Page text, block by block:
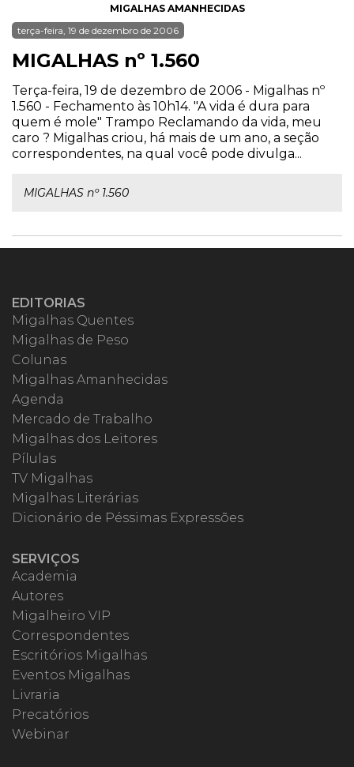
MIGALHAS AMANHECIDAS
terça-feira, 19 de dezembro de 2006
MIGALHAS nº 1.560
Terça-feira, 19 de dezembro de 2006 - Migalhas nº
1.560 - Fechamento às 10h14. "A vida é dura para
quem é mole" Trampo Reclamando da vida, meu
caro ? Migalhas criou, há mais de um ano, a seção
correspondentes, na qual você pode divulga...
MIGALHAS nº 1.560
EDITORIAS
Migalhas Quentes
Migalhas de Peso
Colunas
Migalhas Amanhecidas
Agenda
Mercado de Trabalho
Migalhas dos Leitores
Pílulas
TV Migalhas
Migalhas Literárias
Dicionário de Péssimas Expressões
SERVIÇOS
Academia
Autores
Migalheiro VIP
Correspondentes
Escritórios Migalhas
Eventos Migalhas
Livraria
Precatórios
Webinar